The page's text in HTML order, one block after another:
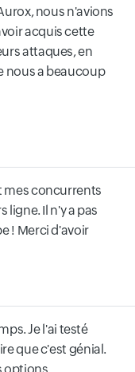
nous n'avions
acquis cette
attaques, en
nous a beaucoup
mes concurrents
ligne. Il n'y a pas
! Merci d'avoir
Je l'ai testé
que c'est génial.